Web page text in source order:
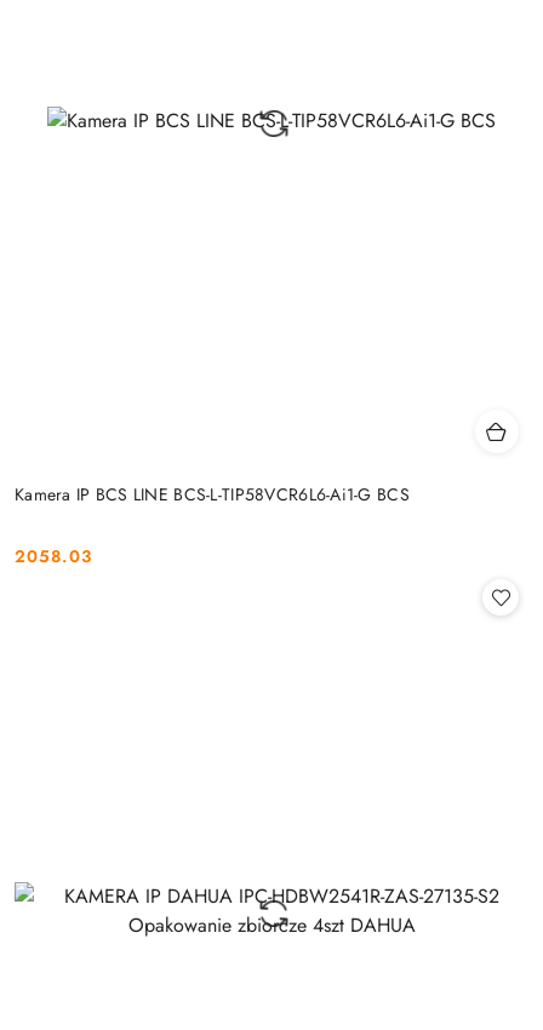
Kamera IP BCS LINE BCS-L-TIP58VCR6L6-Ai1-G BCS
Cena:
2058.03